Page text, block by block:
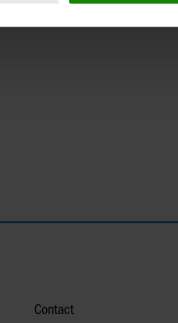
Contact